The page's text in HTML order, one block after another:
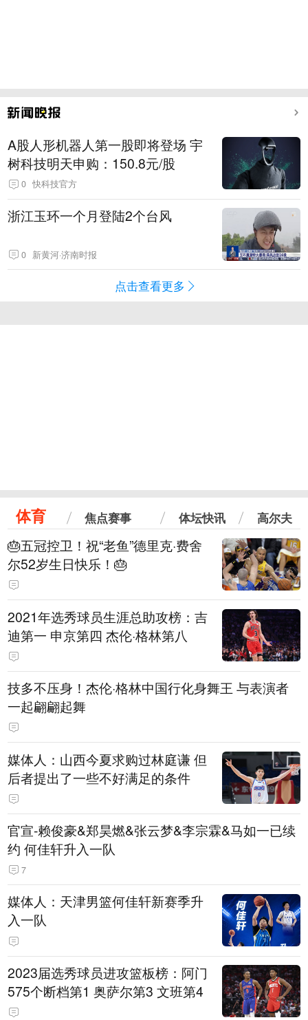
A股人形机器人第一股即将登场 宇
树科技明天申购：150.8元/股
0 快科技官方
浙江玉环一个月登陆2个台风
0 新黄河·济南时报
点击查看更多
体育 焦点赛事 体坛快讯 高尔夫
🎂五冠控卫！祝“老鱼”德里克·费舍
尔52岁生日快乐！🎂
2021年选秀球员生涯总助攻榜：吉
迪第一 申京第四 杰伦·格林第八
技多不压身！杰伦·格林中国行化身舞王 与表演者
一起翩翩起舞
媒体人：山西今夏求购过林庭谦 但
后者提出了一些不好满足的条件
官宣-赖俊豪&郑昊燃&张云梦&李宗霖&马如一已续
约 何佳轩升入一队
7
媒体人：天津男篮何佳轩新赛季升
入一队
2023届选秀球员进攻篮板榜：阿门
575个断档第1 奥萨尔第3 文班第4